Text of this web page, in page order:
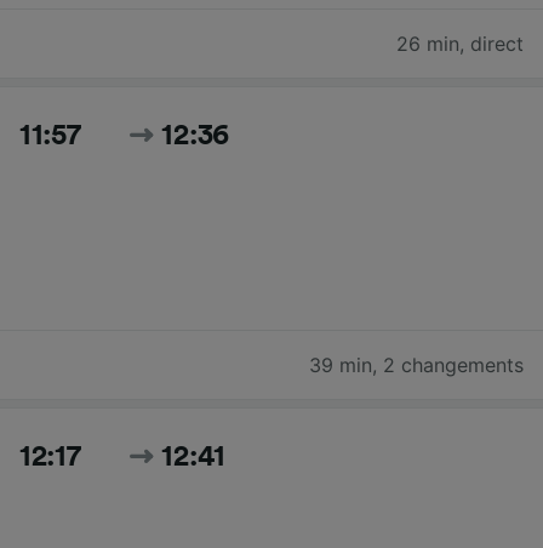
26 min, direct
11:57 12:36
39 min, 2 changements
12:17 12:41